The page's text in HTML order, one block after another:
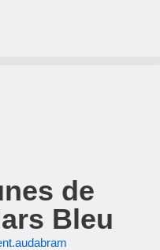
de
Bleu